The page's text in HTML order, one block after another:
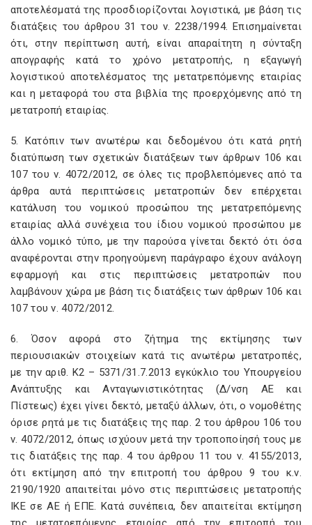
αποτελέσματά της προσδιορίζονται λογιστικά, με βάση τις
διατάξεις του άρθρου 31 του ν. 2238/1994. Επισημαίνεται
ότι, στην περίπτωση αυτή, είναι απαραίτητη η σύνταξη
απογραφής κατά το χρόνο μετατροπής, η εξαγωγή
λογιστικού αποτελέσματος της μετατρεπόμενης εταιρίας
και η μεταφορά του στα βιβλία της προερχόμενης από τη
μετατροπή εταιρίας.
5. Κατόπιν των ανωτέρω και δεδομένου ότι κατά ρητή
διατύπωση των σχετικών διατάξεων των άρθρων 106 και
107 του ν. 4072/2012, σε όλες τις προβλεπόμενες από τα
άρθρα αυτά περιπτώσεις μετατροπών δεν επέρχεται
κατάλυση του νομικού προσώπου της μετατρεπόμενης
εταιρίας αλλά συνέχεια του ίδιου νομικού προσώπου με
άλλο νομικό τύπο, με την παρούσα γίνεται δεκτό ότι όσα
αναφέρονται στην προηγούμενη παράγραφο έχουν ανάλογη
εφαρμογή και στις περιπτώσεις μετατροπών που
λαμβάνουν χώρα με βάση τις διατάξεις των άρθρων 106 και
107 του ν. 4072/2012.
6. Όσον αφορά στο ζήτημα της εκτίμησης των
περιουσιακών στοιχείων κατά τις ανωτέρω μετατροπές,
με την αριθ. Κ2 – 5371/31.7.2013 εγκύκλιο του Υπουργείου
Ανάπτυξης και Ανταγωνιστικότητας (Δ/νση ΑΕ και
Πίστεως) έχει γίνει δεκτό, μεταξύ άλλων, ότι, ο νομοθέτης
όρισε ρητά με τις διατάξεις της παρ. 2 του άρθρου 106 του
ν. 4072/2012, όπως ισχύουν μετά την τροποποίησή τους με
τις διατάξεις της παρ. 4 του άρθρου 11 του ν. 4155/2013,
ότι εκτίμηση από την επιτροπή του άρθρου 9 του κ.ν.
2190/1920 απαιτείται μόνο στις περιπτώσεις μετατροπής
ΙΚΕ σε ΑΕ ή ΕΠΕ. Κατά συνέπεια, δεν απαιτείται εκτίμηση